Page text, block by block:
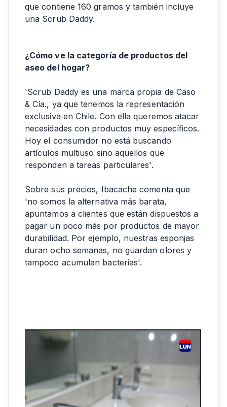
que contiene 160 gramos y también incluye
una Scrub Daddy.
¿Cómo ve la categoría de productos del
aseo del hogar?
'Scrub Daddy es una marca propia de Caso
& Cía., ya que tenemos la representación
exclusiva en Chile. Con ella queremos atacar
necesidades con productos muy específicos.
Hoy el consumidor no está buscando
artículos multiuso sino aquellos que
responden a tareas particulares'.
Sobre sus precios, Ibacache comenta que
'no somos la alternativa más barata,
apuntamos a clientes que están dispuestos a
pagar un poco más por productos de mayor
durabilidad. Por ejemplo, nuestras esponjas
duran ocho semanas, no guardan olores y
tampoco acumulan bacterias'.